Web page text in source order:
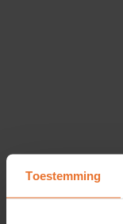
Toestemming